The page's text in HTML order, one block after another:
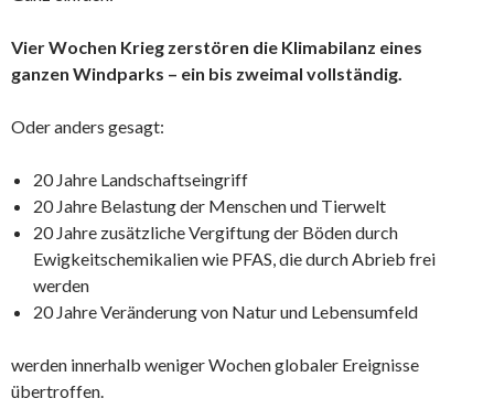
Vier Wochen Krieg zerstören die Klimabilanz eines
ganzen Windparks – ein bis zweimal vollständig.
Oder anders gesagt:
20 Jahre Landschaftseingriff
20 Jahre Belastung der Menschen und Tierwelt
20 Jahre zusätzliche Vergiftung der Böden durch
Ewigkeitschemikalien wie PFAS, die durch Abrieb frei
werden
20 Jahre Veränderung von Natur und Lebensumfeld
werden innerhalb weniger Wochen globaler Ereignisse
übertroffen.